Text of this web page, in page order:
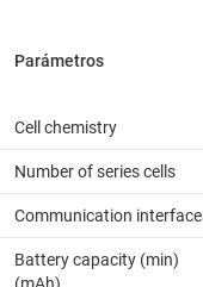
Cell chemistry
Number of series cells
Communication interface
Battery capacity (min)